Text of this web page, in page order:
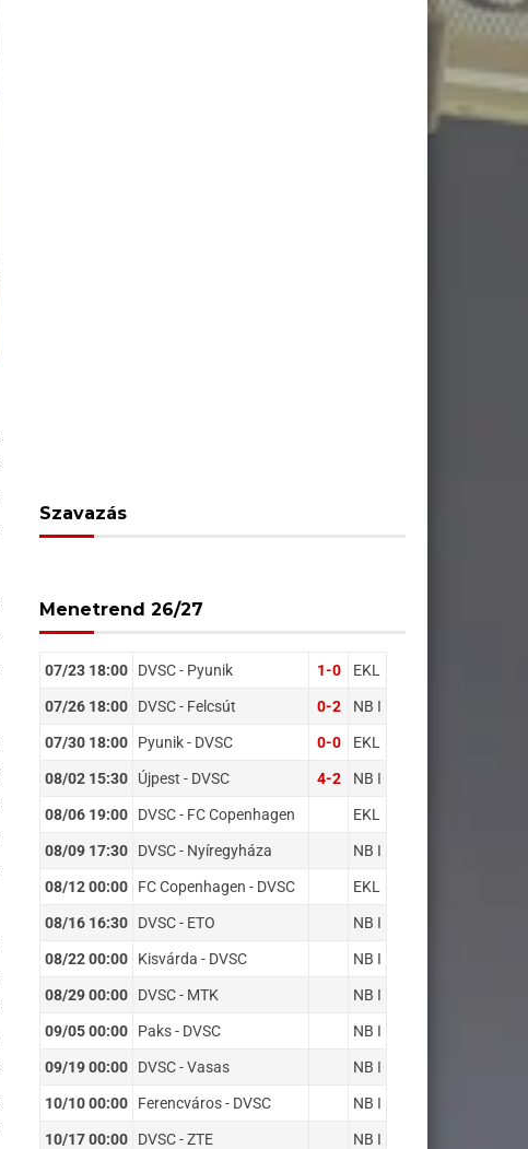
Szavazás
Menetrend 26/27
07/23 18:00 DVSC - Pyunik 1-0 EKL
07/26 18:00 DVSC - Felcsút 0-2 NB I
07/30 18:00 Pyunik - DVSC 0-0 EKL
08/02 15:30 Újpest - DVSC 4-2 NB I
08/06 19:00 DVSC - FC Copenhagen EKL
08/09 17:30 DVSC - Nyíregyháza NB I
08/12 00:00 FC Copenhagen - DVSC EKL
08/16 16:30 DVSC - ETO NB I
08/22 00:00 Kisvárda - DVSC NB I
08/29 00:00 DVSC - MTK NB I
09/05 00:00 Paks - DVSC NB I
09/19 00:00 DVSC - Vasas NB I
10/10 00:00 Ferencváros - DVSC NB I
10/17 00:00 DVSC - ZTE NB I